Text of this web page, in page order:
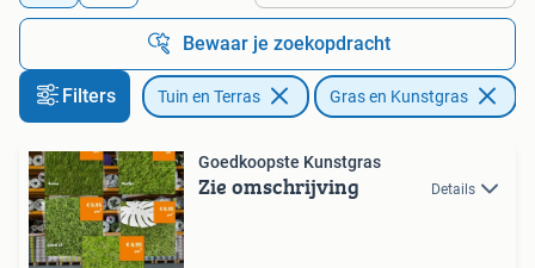
Bewaar je zoekopdracht
Filters Tuin en Terras Gras en Kunstgras
Goedkoopste Kunstgras
Zie omschrijving Details